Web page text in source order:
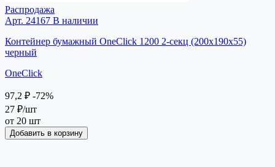
Распродажа
Арт. 24167 В наличии
Контейнер бумажный OneClick 1200 2-секц (200х190х55)
черный
OneClick
97,2 ₽ -72%
27 ₽/шт
от 20 шт
Добавить в корзину